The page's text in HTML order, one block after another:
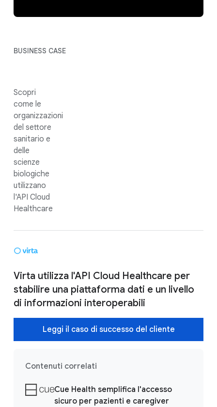
BUSINESS CASE
Scopri
come le
organizzazioni
del settore
sanitario e
delle
scienze
biologiche
utilizzano
l'API Cloud
Healthcare
Virta utilizza l'API Cloud Healthcare per
stabilire una piattaforma dati e un livello
di informazioni interoperabili
Leggi il caso di successo del cliente
Contenuti correlati
Cue Health semplifica l'accesso
sicuro per pazienti e caregiver